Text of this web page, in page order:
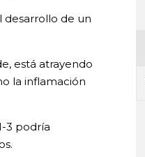
desarrollo de un
está atrayendo
la inflamación
3 podría